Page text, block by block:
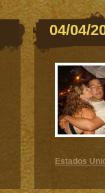
04/04/
Estados